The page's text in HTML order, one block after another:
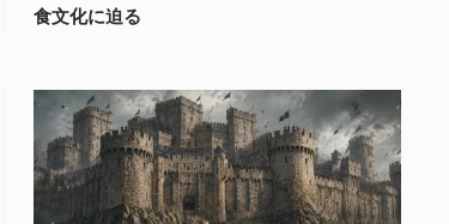
食文化に迫る